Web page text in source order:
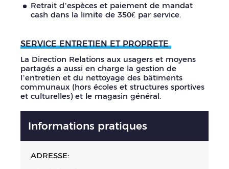
Retrait d’espèces et paiement de mandat
cash dans la limite de 350€ par service.
SERVICE ENTRETIEN ET PROPRETE
La Direction Relations aux usagers et moyens
partagés a aussi en charge la gestion de
l’entretien et du nettoyage des bâtiments
communaux (hors écoles et structures sportives
et culturelles) et le magasin général.
Informations pratiques
ADRESSE: